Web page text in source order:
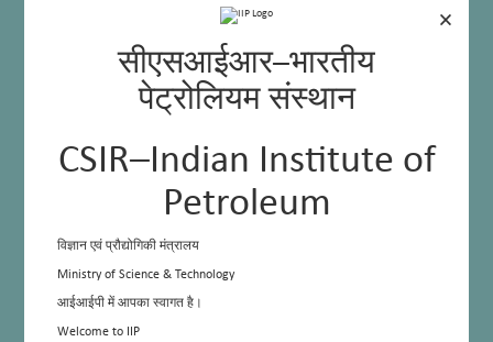
×
सीएसआईआर–भारतीय
पेट्रोलियम संस्थान
CSIR–Indian Institute of
Petroleum
विज्ञान एवं प्रौद्योगिकी मंत्रालय
Ministry of Science & Technology
आईआईपी में आपका स्वागत है।
Welcome to IIP